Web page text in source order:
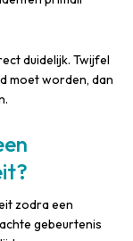
duidelijk. Twijfel
moet worden, dan
zodra een
gebeurtenis